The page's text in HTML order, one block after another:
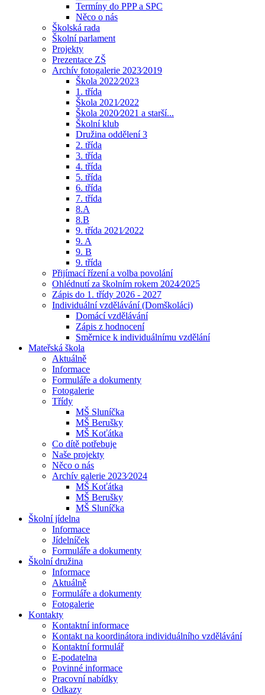
Termíny do PPP a SPC
Něco o nás
Školská rada
Školní parlament
Projekty
Prezentace ZŠ
Archív fotogalerie 2023⁄2019
Škola 2022⁄2023
1. třída
Škola 2021⁄2022
Škola 2020⁄2021 a starší...
Školní klub
Družina oddělení 3
2. třída
3. třída
4. třída
5. třída
6. třída
7. třída
8.A
8.B
9. třída 2021⁄2022
9. A
9. B
9. třída
Přijímací řízení a volba povolání
Ohlédnutí za školním rokem 2024⁄2025
Zápis do 1. třídy 2026 - 2027
Individuální vzdělávání (Domškoláci)
Domácí vzdělávání
Zápis z hodnocení
Směrnice k individuálnímu vzdělání
Mateřská škola
Aktuálně
Informace
Formuláře a dokumenty
Fotogalerie
Třídy
MŠ Sluníčka
MŠ Berušky
MŠ Koťátka
Co dítě potřebuje
Naše projekty
Něco o nás
Archív galerie 2023⁄2024
MŠ Koťátka
MŠ Berušky
MŠ Sluníčka
Školní jídelna
Informace
Jídelníček
Formuláře a dokumenty
Školní družina
Informace
Aktuálně
Formuláře a dokumenty
Fotogalerie
Kontakty
Kontaktní informace
Kontakt na koordinátora individuálního vzdělávání
Kontaktní formulář
E-podatelna
Povinné informace
Pracovní nabídky
Odkazy